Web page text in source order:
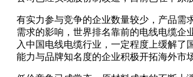
有实力参与竞争的企业数量较少，产品需
需求的影响，世界排名靠前的电线电缆企
入中国电线电缆行业，一定程度上缓解
能力与品牌知名度的企业积极开拓海外市场